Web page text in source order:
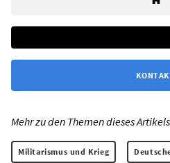
Mehr zu den Themen dieses
Militarismus und Krieg